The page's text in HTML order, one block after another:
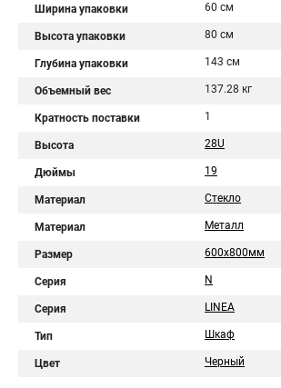
Ширина упаковки 60 см
Высота упаковки 80 см
Глубина упаковки 143 см
Объемный вес 137.28 кг
Кратность поставки 1
Высота 28U
Дюймы 19
Материал Стекло
Материал Металл
Размер 600х800мм
Серия N
Серия LINEA
Тип Шкаф
Цвет Черный